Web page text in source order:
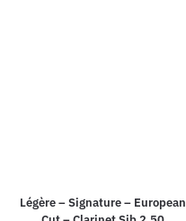
Légère – Signature – European